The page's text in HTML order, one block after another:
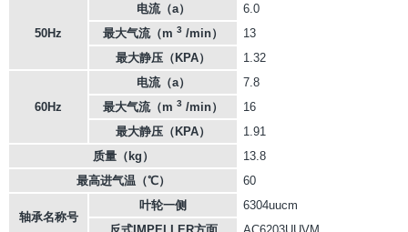
50Hz
电流（a）
6.0
最大气流（m 3 /min）
13
最大静压（KPA）
1.32
60Hz
电流（a）
7.8
最大气流（m 3 /min）
16
最大静压（KPA）
1.91
质量（kg）
13.8
最高进气温（℃）
60
轴承名称号
叶轮一侧
6304uucm